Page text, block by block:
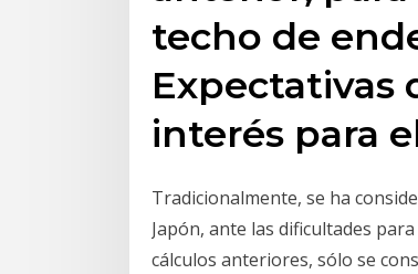
techo de
Expectativas
interés para
Tradicionalmente, se ha
Japón, ante las dificultades
cálculos anteriores, sólo se